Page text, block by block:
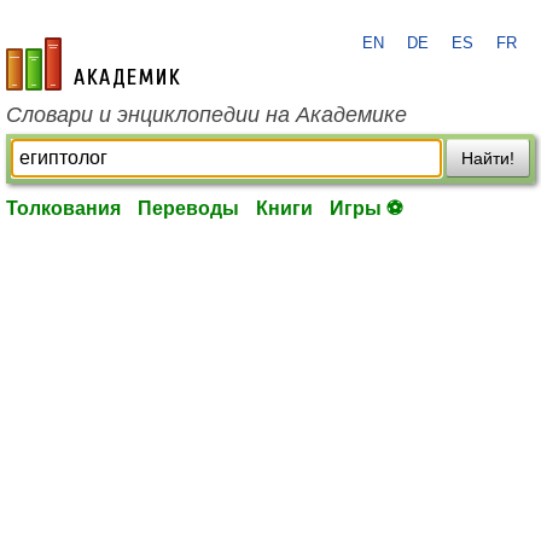
academic.ru
EN DE ES FR
Словари и энциклопедии на Академике
Найти!
Толкования Переводы Книги Игры ⚽